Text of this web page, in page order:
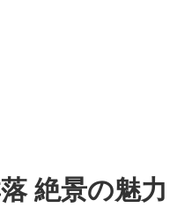
絶景の魅力